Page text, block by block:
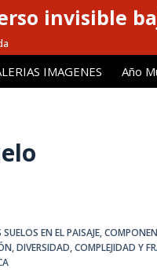
invisible
IMAGENES Año
EN EL PAISAJE,
,DIVERSIDAD, COMPLEJIDAD Y